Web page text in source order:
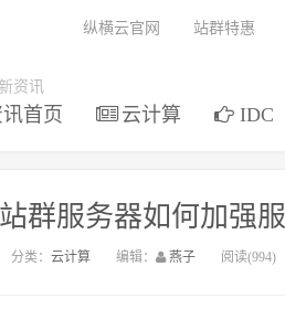
资讯
首页 云计算 IDC
纵横云官网 站群特惠
群服务器如何加强
分类： 云计算 编辑： 燕子 阅读(994)